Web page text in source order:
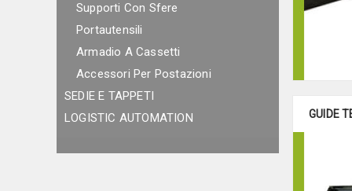
GUIDE
Supporti Con Sfere
Portautensili
Armadio A Cassetti
Accessori Per Postazioni
SEDIE E TAPPETI
LOGISTIC AUTOMATION